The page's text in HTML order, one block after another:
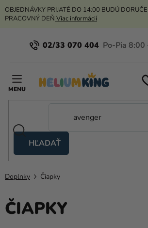
Prejsť
na
OBJEDNÁVKY PRIJATÉ DO 14:00 BUDÚ
PRACOVNÝ DEŇ Viac informácií
02/33 070 404
HĽADAŤ
stany
Kanekalon
Hélium
a
Doplnky Čiapky
ČIAPKY